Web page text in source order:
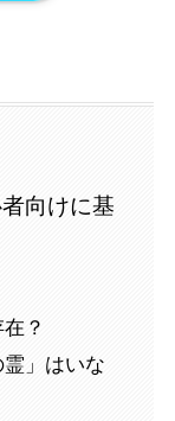
向けに基
？
」はいな